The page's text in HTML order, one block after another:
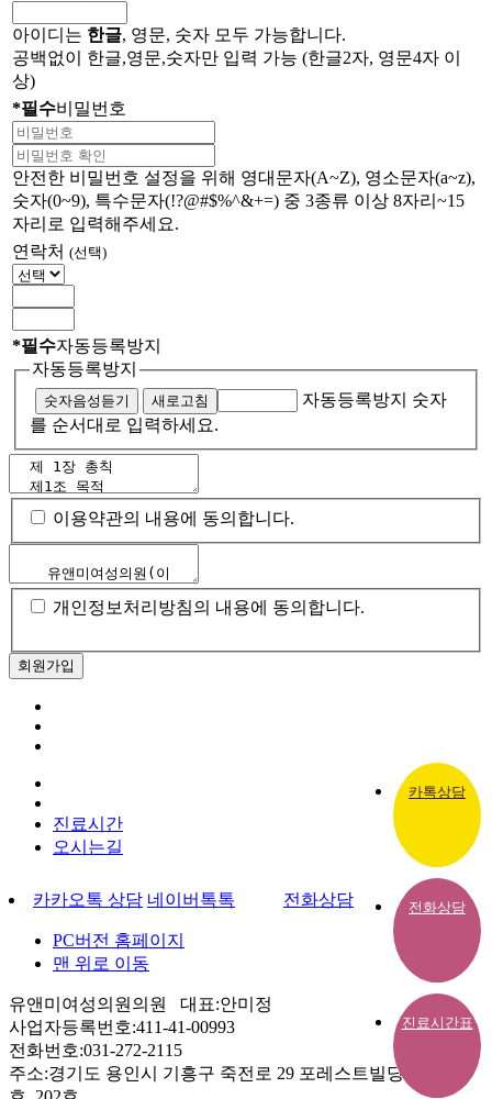
아이디는 한글, 영문, 숫자 모두 가능합니다.
공백없이 한글,영문,숫자만 입력 가능 (한글2자, 영문4자 이
상)
*필수비밀번호
안전한 비밀번호 설정을 위해 영대문자(A~Z), 영소문자(a~z),
숫자(0~9), 특수문자(!?@#$%^&+=) 중 3종류 이상 8자리~15
자리로 입력해주세요.
연락처 (선택)
*필수자동등록방지
자동등록방지
숫자음성듣기 새로고침
자동등록방지 숫자
를 순서대로 입력하세요.
이용약관의 내용에 동의합니다.
개인정보처리방침의 내용에 동의합니다.
카톡상담
전화상담
진료시간표
진료시간
오시는길
카카오톡 상담 네이버톡톡 전화상담
PC버전 홈페이지
맨 위로 이동
유앤미여성의원의원 대표:안미정
사업자등록번호:411-41-00993
전화번호:031-272-2115
주소:경기도 용인시 기흥구 죽전로 29 포레스트빌딩 2층 201